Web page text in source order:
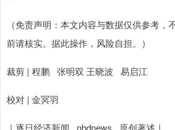
（免责声明：本文内容与数据仅供参考，
前请核实。据此操作，风险自担。）
裁剪 | 程鹏 张明双 王晓波 易启江
校对 | 金冥羽